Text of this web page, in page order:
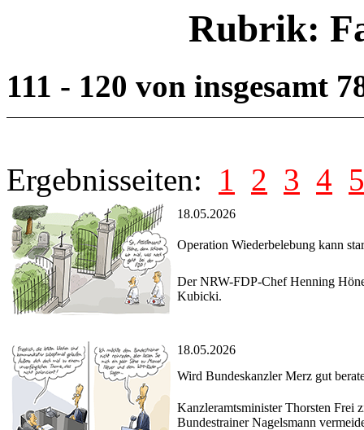
Rubrik:
111 - 120 von insgesamt
Ergebnisseiten: 1 2 3 4 5
18.05.2026
Operation Wiederbelebung kann
Der NRW-FDP-Chef Henning
Kubicki.
18.05.2026
Wird Bundeskanzler Merz gut
Kanzleramtsminister Thorsten Frei
Bundestrainer Nagelsmann